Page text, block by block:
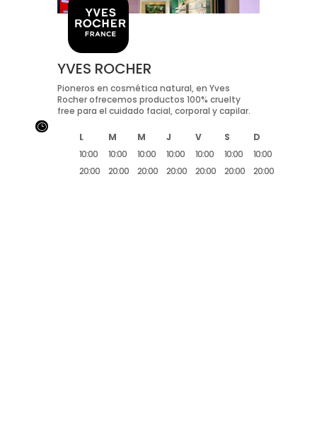
YVES ROCHER
Pioneros en cosmética natural, en Yves
Rocher ofrecemos productos 100% cruelty
free para el cuidado facial, corporal y capilar.
L M M J V S
D
10:00
20:00
10:00
20:00
10:00
20:00
10:00
20:00
10:00
20:00
10:00
20:00
10:00
20:00
}